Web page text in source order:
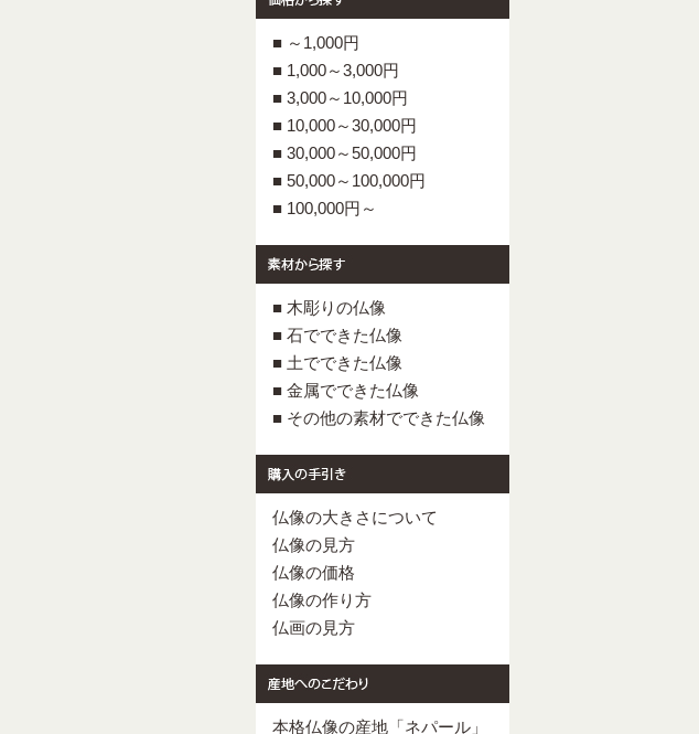
■ ～1,000円
■ 1,000～3,000円
■ 3,000～10,000円
■ 10,000～30,000円
■ 30,000～50,000円
■ 50,000～100,000円
■ 100,000円～
■ 木彫りの仏像
■ 石でできた仏像
■ 土でできた仏像
■ 金属でできた仏像
■ その他の素材でできた仏像
仏像の大きさについて
仏像の見方
仏像の価格
仏像の作り方
仏画の見方
本格仏像の産地「ネパール」